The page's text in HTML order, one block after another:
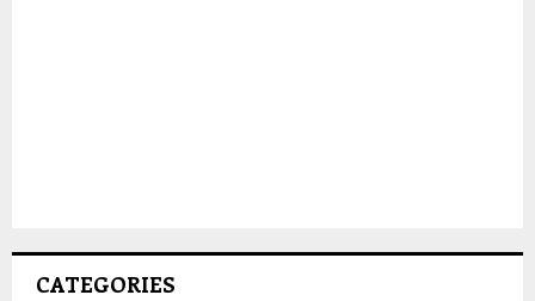
CATEGORIES